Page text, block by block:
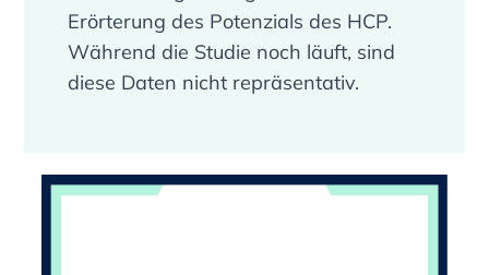
Erörterung des Potenzials des HCP.
Während die Studie noch läuft, sind
diese Daten nicht repräsentativ.